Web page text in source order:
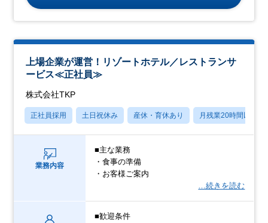
上場企業が運営！リゾートホテル／レストランサ
ービス≪正社員≫
株式会社TKP
正社員採用 土日祝休み 産休・育休あり 月残業20時間以内
業務内容
■主な業務
・食事の準備
・お客様ご案内
…続きを読む
■歓迎条件